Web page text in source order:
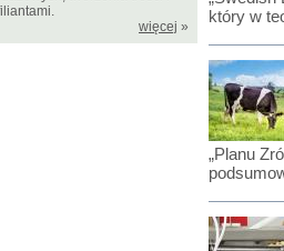
który w
„Planu
więcej »